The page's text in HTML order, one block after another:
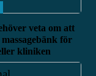
veta om att
för
kliniken